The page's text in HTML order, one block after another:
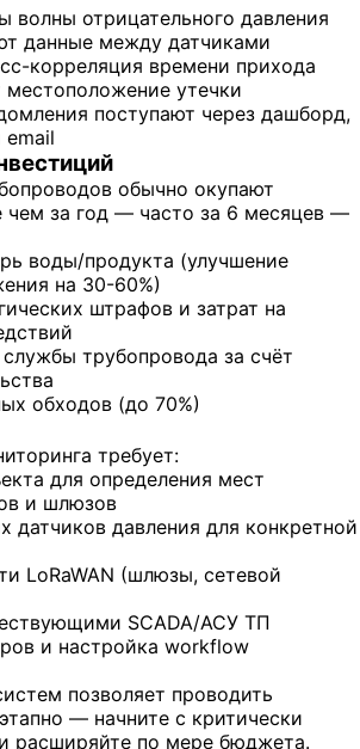
волны отрицательного давления
данные между датчиками
корреляция времени прихода
местоположение утечки
поступают через дашборд,
email
обычно окупают
чем за год — часто за 6 месяцев —
воды/продукта (улучшение
на 30-60%)
штрафов и затрат на
трубопровода за счёт
обходов (до 70%)
требует:
для определения мест
и шлюзов
датчиков давления для конкретной
LoRaWAN (шлюзы, сетевой
SCADA/АСУ ТП
и настройка workflow
позволяет проводить
— начните с критически
расширяйте по мере бюджета.